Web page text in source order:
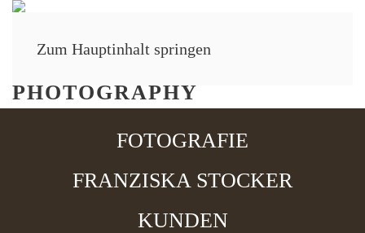
Zum Hauptinhalt springen
FOTOGRAFIE
FRANZISKA STOCKER
KUNDEN